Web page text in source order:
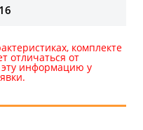
16
комплекте
отличаться от
эту информацию у